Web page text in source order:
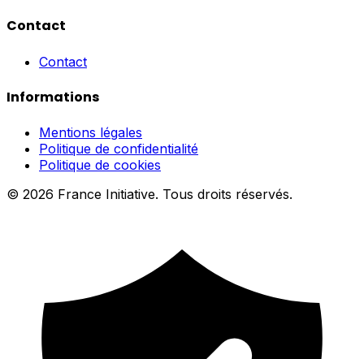
Contact
Contact
Informations
Mentions légales
Politique de confidentialité
Politique de cookies
© 2026 France Initiative. Tous droits réservés.